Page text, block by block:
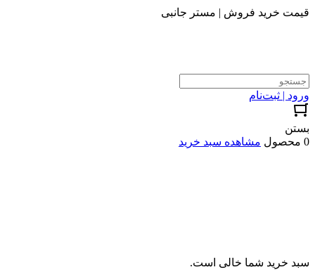
قیمت خرید فروش | مستر جانبی
ورود | ثبت‌نام
بستن
0 محصول
مشاهده سبد خرید
سبد خرید شما خالی است.